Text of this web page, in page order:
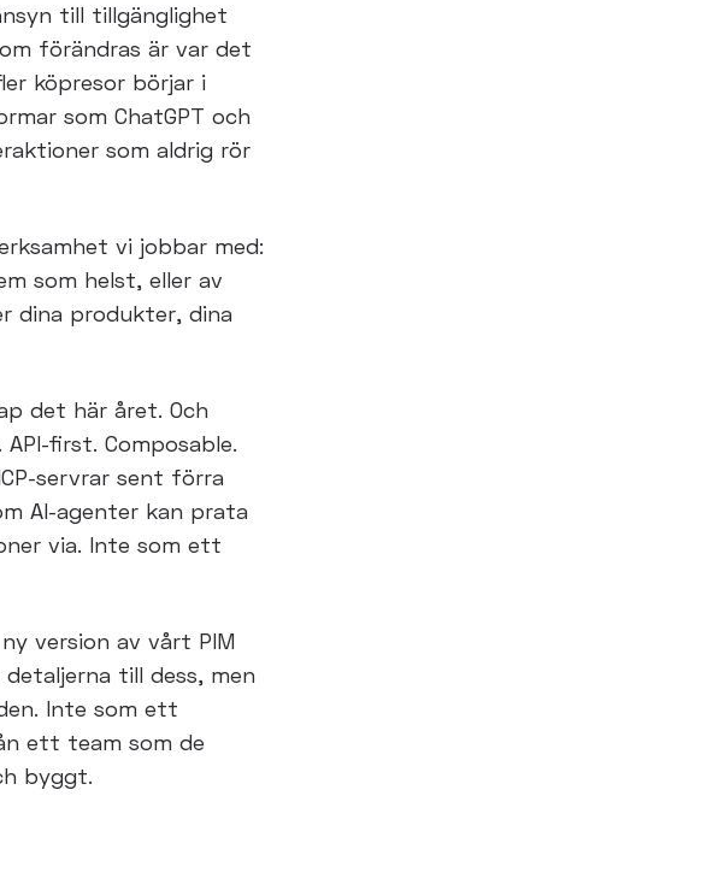
till tillgänglighet
förändras är var det
köpresor börjar i
som ChatGPT och
som aldrig rör
vi jobbar med:
som helst, eller av
dina produkter, dina
det här året. Och
first. Composable.
servrar sent förra
AI-agenter kan prata
via. Inte som ett
version av vårt PIM
till dess, men
Inte som ett
ett team som de
byggt.